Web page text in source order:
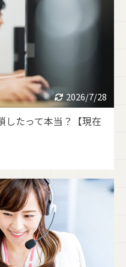
2026/7/28
したって本当？【現在